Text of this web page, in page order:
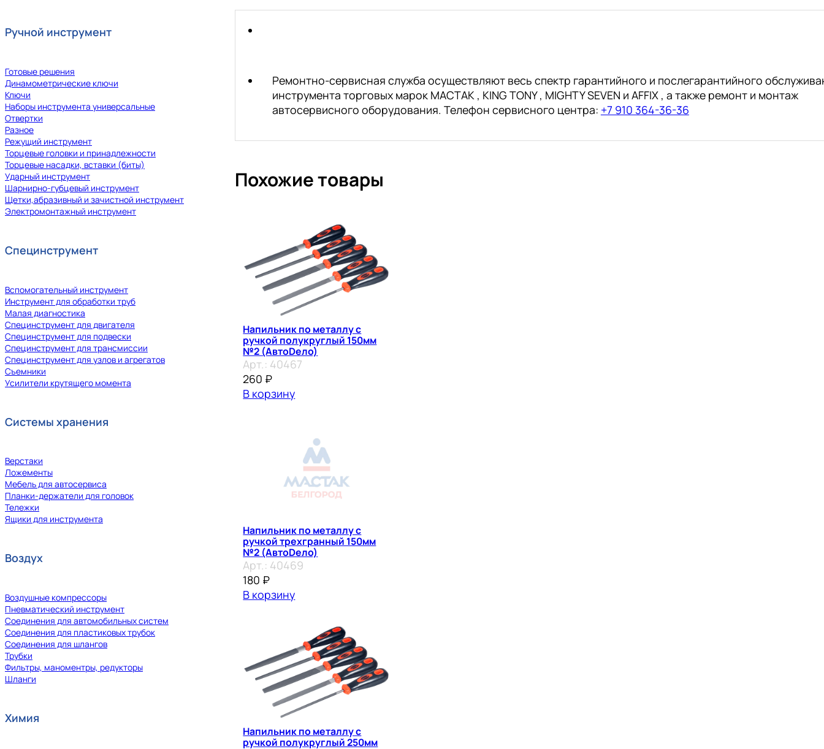
Ручной инструмент
Готовые решения
Динамометрические ключи
Ключи
Наборы инструмента универсальные
Отвертки
Разное
Режущий инструмент
Торцевые головки и принадлежности
Торцевые насадки, вставки (биты)
Ударный инструмент
Шарнирно-губцевый инструмент
Щетки,абразивный и зачистной инструмент
Электромонтажный инструмент
Специнструмент
Вспомогательный инструмент
Инструмент для обработки труб
Малая диагностика
Специнструмент для двигателя
Специнструмент для подвески
Специнструмент для трансмиссии
Специнструмент для узлов и агрегатов
Съемники
Усилители крутящего момента
Системы хранения
Верстаки
Ложементы
Мебель для автосервиса
Планки-держатели для головок
Тележки
Ящики для инструмента
Воздух
Воздушные компрессоры
Пневматический инструмент
Соединения для автомобильных систем
Соединения для пластиковых трубок
Соединения для шлангов
Трубки
Фильтры, маноментры, редукторы
Шланги
Химия
Ремонтно-сервисная служба осуществляют весь спектр гарантийного и послегарантийного
инструмента торговых марок МАСТАК , KING TONY , MIGHTY SEVEN и AFFIX , а также ремонт и монтаж
автосервисного оборудования. Телефон сервисного центра: +7 910 364-36-36
Похожие товары
Напильник по металлу с
ручкой полукруглый 150мм
№2 (АвтоDело)
Арт.: 40467
260 ₽
В корзину
Напильник по металлу с
ручкой трехгранный 150мм
№2 (АвтоDело)
Арт.: 40469
180 ₽
В корзину
Напильник по металлу с
ручкой полукруглый 250мм